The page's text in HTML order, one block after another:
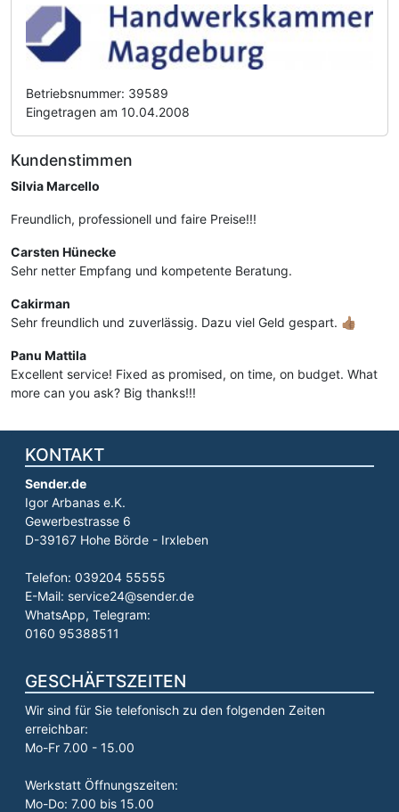
Betriebsnummer: 39589
Eingetragen am 10.04.2008
Kundenstimmen
Silvia Marcello
Freundlich, professionell und faire Preise!!!
Carsten Hünecke
Sehr netter Empfang und kompetente Beratung.
Cakirman
Sehr freundlich und zuverlässig. Dazu viel Geld gespart. 👍🏽
Panu Mattila
Excellent service! Fixed as promised, on time, on budget. What
more can you ask? Big thanks!!!
KONTAKT
Sender.de
Igor Arbanas e.K.
Gewerbestrasse 6
D-39167 Hohe Börde - Irxleben
Telefon: 039204 55555
E-Mail: service24@sender.de
WhatsApp, Telegram:
0160 95388511
GESCHÄFTSZEITEN
Wir sind für Sie telefonisch zu den folgenden Zeiten
erreichbar:
Mo-Fr 7.00 - 15.00
Werkstatt Öffnungszeiten:
Mo-Do: 7.00 bis 15.00